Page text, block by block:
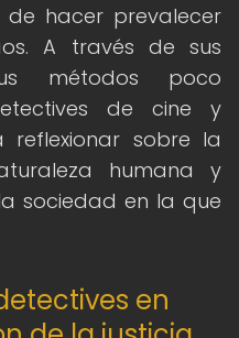
hacer prevalecer
A través de sus
métodos poco
de cine y
reflexionar sobre la
humana y
sociedad en la que
en